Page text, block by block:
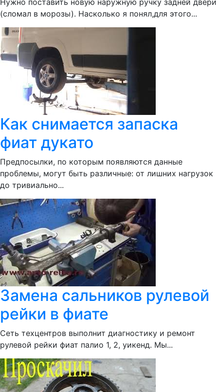
Нужно поставить новую наружную ручку задней двери
(сломал в морозы). Насколько я понял,для этого...
Как снимается запаска
фиат дукато
Предпосылки, по которым появляются данные
проблемы, могут быть различные: от лишних нагрузок
до тривиально...
Замена сальников рулевой
рейки в фиате
Сеть техцентров выполнит диагностику и ремонт
рулевой рейки фиат палио 1, 2, уикенд. Мы...